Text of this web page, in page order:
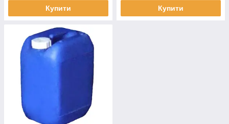
Купити Купити